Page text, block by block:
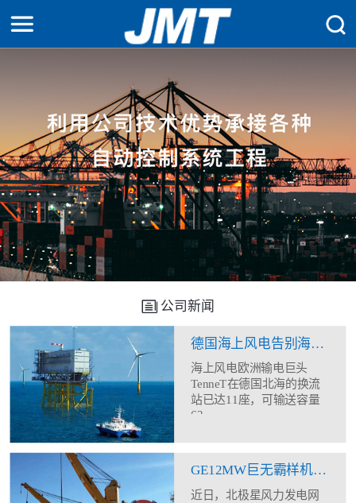
公司新闻
德国海上风电告别海上升压站？换流站“一石二鸟”看来不是痴人说梦
海上风电欧洲输电巨头
TenneT在德国北海的换流
站已达11座，可输送容量
62...
GE12MW巨无霸样机塔筒现身
近日，北极星风力发电网